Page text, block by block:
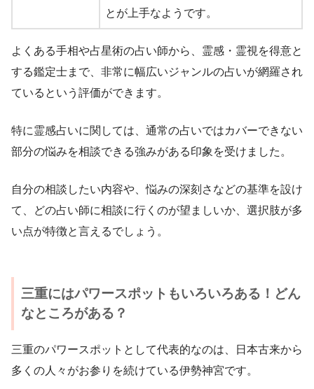
とが上手なようです。
よくある手相や占星術の占い師から、霊感・霊視を得意と
する鑑定士まで、非常に幅広いジャンルの占いが網羅され
ているという評価ができます。
特に霊感占いに関しては、通常の占いではカバーできない
部分の悩みを相談できる強みがある印象を受けました。
自分の相談したい内容や、悩みの深刻さなどの基準を設け
て、どの占い師に相談に行くのが望ましいか、選択肢が多
い点が特徴と言えるでしょう。
三重にはパワースポットもいろいろある！どん
なところがある？
三重のパワースポットとして代表的なのは、日本古来から
多くの人々がお参りを続けている伊勢神宮です。